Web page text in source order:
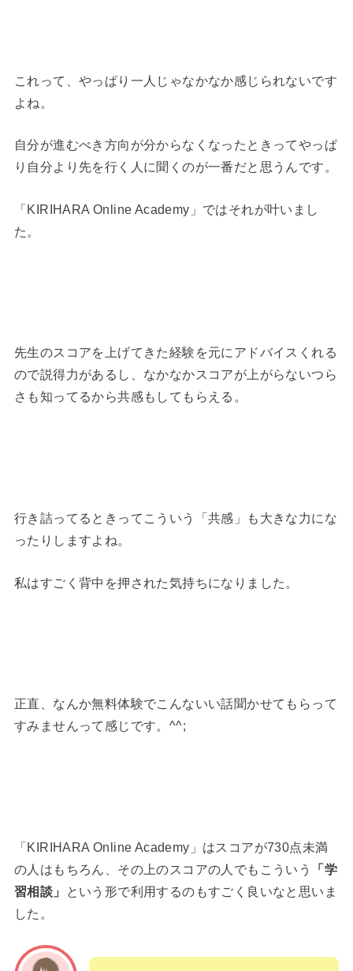
これって、やっぱり一人じゃなかなか感じられないです
よね。
自分が進むべき方向が分からなくなったときってやっぱ
り自分より先を行く人に聞くのが一番だと思うんです。
「KIRIHARA Online Academy」ではそれが叶いまし
た。
先生のスコアを上げてきた経験を元にアドバイスくれる
ので説得力があるし、なかなかスコアが上がらないつら
さも知ってるから共感もしてもらえる。
行き詰ってるときってこういう「共感」も大きな力にな
ったりしますよね。
私はすごく背中を押された気持ちになりました。
正直、なんか無料体験でこんないい話聞かせてもらって
すみませんって感じです。^^;
「KIRIHARA Online Academy」はスコアが730点未満
の人はもちろん、その上のスコアの人でもこういう
「学
習相談」
という形で利用するのもすごく良いなと思いま
した。